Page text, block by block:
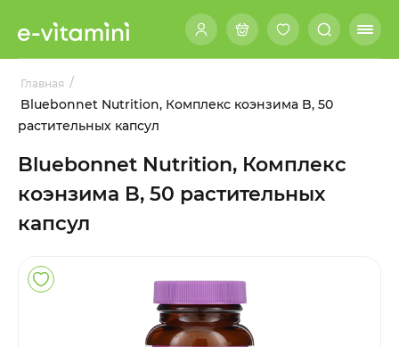
Главная /
Bluebonnet Nutrition, Комплекс коэнзима B, 50
растительных капсул
Bluebonnet Nutrition, Комплекс
коэнзима B, 50 растительных
капсул